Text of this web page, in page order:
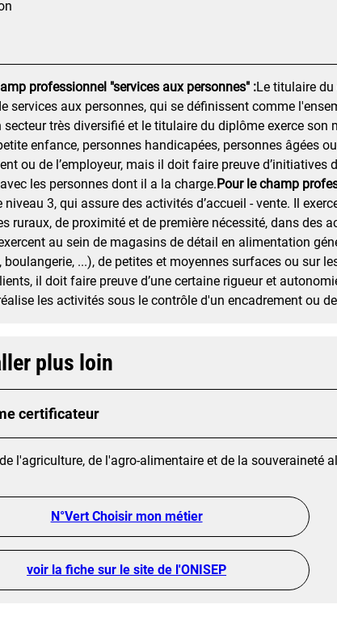
professionnel "services aux personnes" :Le titulaire
services aux personnes, qui se définissent comme
secteur très diversifié et le titulaire du diplôme exerce
enfance, personnes handicapées, personnes âgées
ou de l’employeur, mais il doit faire preuve
les personnes dont il a la charge.Pour le champ
niveau 3, qui assure des activités d’accueil - vente. Il
ruraux, de proximité et de première nécessité, dans des
au sein de magasins de détail en alimentation
boulangerie, ...), de petites et moyennes surfaces ou sur
il doit faire preuve d’une certaine rigueur et
les activités sous le contrôle d'un encadrement ou de
plus loin
certificateur
l'agriculture, de l'agro-alimentaire et de la souveraineté
N°Vert Choisir mon métier
voir la fiche sur le site de l'ONISEP